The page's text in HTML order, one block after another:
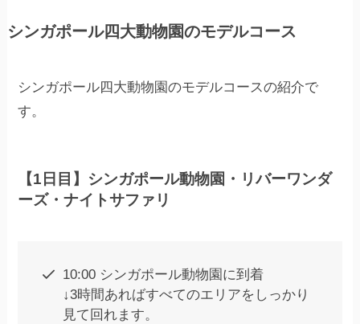
シンガポール四大動物園のモデルコース
シンガポール四大動物園のモデルコースの紹介で
す。
【1日目】シンガポール動物園・リバーワンダ
ーズ・ナイトサファリ
10:00 シンガポール動物園に到着
↓3時間あればすべてのエリアをしっかり
見て回れます。